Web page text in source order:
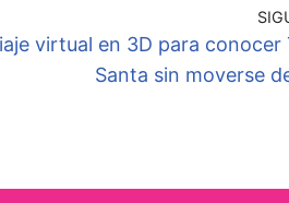
virtual en 3D para conocer
Santa sin moverse